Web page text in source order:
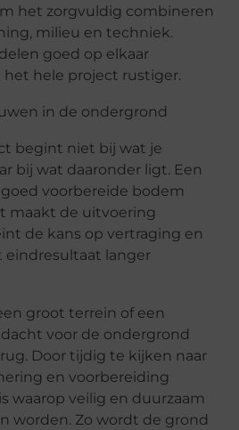
het zorgvuldig combineren
milieu en techniek.
goed op elkaar
hele project rustiger.
in de ondergrond
begint niet bij wat je
bij wat daaronder ligt. Een
voorbereide bodem
maakt de uitvoering
de kans op vertraging en
eindresultaat langer
groot terrein of een
voor de ondergrond
Door tijdig te kijken naar
en voorbereiding
waarop veilig en duurzaam
worden. Zo wordt de grond